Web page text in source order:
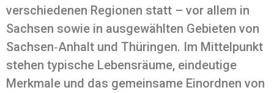
verschiedenen Regionen statt – vor allem in
Sachsen sowie in ausgewählten Gebieten von
Sachsen‑Anhalt und Thüringen. Im Mittelpunkt
stehen typische Lebensräume, eindeutige
Merkmale und das gemeinsame Einordnen von